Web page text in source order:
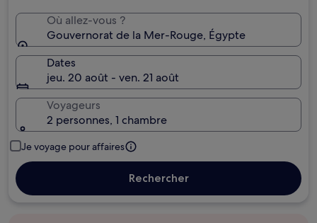
Où allez-vous ?
Gouvernorat de la Mer-Rouge, Égypte
Dates
jeu. 20 août - ven. 21 août
Voyageurs
2 personnes, 1 chambre
Je voyage pour affaires
Rechercher